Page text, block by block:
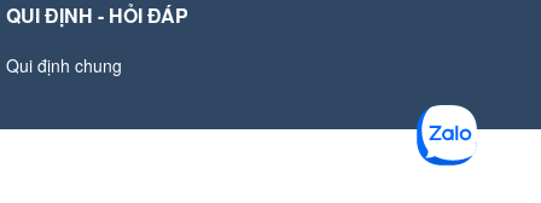
QUI ĐỊNH - HỎI ĐÁP
Qui định chung